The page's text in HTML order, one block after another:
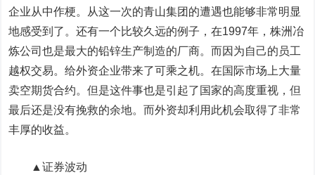
企业从中作梗。从这一次的青山集团的遭遇也能够非常明显
地感受到了。还有一个比较久远的例子，在1997年，株洲冶
炼公司也是最大的铅锌生产制造的厂商。而因为自己的员工
越权交易。给外资企业带来了可乘之机。在国际市场上大量
卖空期货合约。但是这件事也是引起了国家的高度重视，但
最后还是没有挽救的余地。而外资却利用此机会取得了非常
丰厚的收益。
▲证券波动